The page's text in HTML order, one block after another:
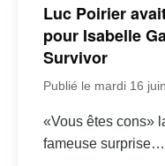
Luc Poirier
pour Isabelle
Survivor
Publié le mardi 16
«Vous êtes cons»
fameuse surprise…